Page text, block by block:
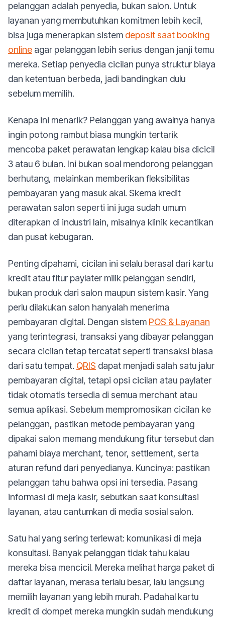
pelanggan adalah penyedia, bukan salon. Untuk
layanan yang membutuhkan komitmen lebih kecil,
bisa juga menerapkan sistem deposit saat booking
online agar pelanggan lebih serius dengan janji temu
mereka. Setiap penyedia cicilan punya struktur biaya
dan ketentuan berbeda, jadi bandingkan dulu
sebelum memilih.
Kenapa ini menarik? Pelanggan yang awalnya hanya
ingin potong rambut biasa mungkin tertarik
mencoba paket perawatan lengkap kalau bisa dicicil
3 atau 6 bulan. Ini bukan soal mendorong pelanggan
berhutang, melainkan memberikan fleksibilitas
pembayaran yang masuk akal. Skema kredit
perawatan salon seperti ini juga sudah umum
diterapkan di industri lain, misalnya klinik kecantikan
dan pusat kebugaran.
Penting dipahami, cicilan ini selalu berasal dari kartu
kredit atau fitur paylater milik pelanggan sendiri,
bukan produk dari salon maupun sistem kasir. Yang
perlu dilakukan salon hanyalah menerima
pembayaran digital. Dengan sistem POS & Layanan
yang terintegrasi, transaksi yang dibayar pelanggan
secara cicilan tetap tercatat seperti transaksi biasa
dari satu tempat. QRIS dapat menjadi salah satu jalur
pembayaran digital, tetapi opsi cicilan atau paylater
tidak otomatis tersedia di semua merchant atau
semua aplikasi. Sebelum mempromosikan cicilan ke
pelanggan, pastikan metode pembayaran yang
dipakai salon memang mendukung fitur tersebut dan
pahami biaya merchant, tenor, settlement, serta
aturan refund dari penyedianya. Kuncinya: pastikan
pelanggan tahu bahwa opsi ini tersedia. Pasang
informasi di meja kasir, sebutkan saat konsultasi
layanan, atau cantumkan di media sosial salon.
Satu hal yang sering terlewat: komunikasi di meja
konsultasi. Banyak pelanggan tidak tahu kalau
mereka bisa mencicil. Mereka melihat harga paket di
daftar layanan, merasa terlalu besar, lalu langsung
memilih layanan yang lebih murah. Padahal kartu
kredit di dompet mereka mungkin sudah mendukung